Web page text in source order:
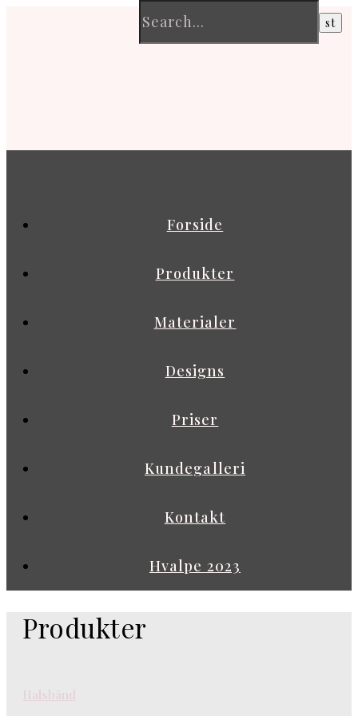
Forside
Produkter
Materialer
Designs
Priser
Kundegalleri
Kontakt
Hvalpe 2023
Produkter